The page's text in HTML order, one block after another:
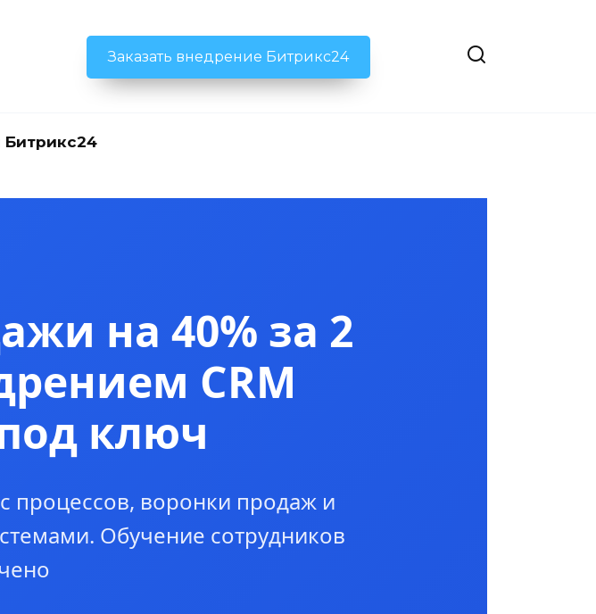
Заказать внедрение Битрикс24
Битрикс24
на 40% за 2
CRM
ключ
процессов, воронки продаж и
Обучение сотрудников